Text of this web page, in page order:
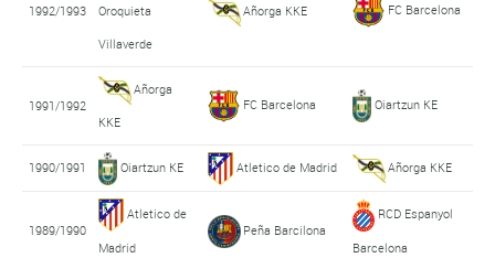
1992/1993
Oroquieta
Villaverde
Añorga KKE FC Barcelona
1991/1992
Añorga
KKE
FC Barcelona Oiartzun KE
1990/1991 Oiartzun KE Atletico de Madrid Añorga KKE
1989/1990
Atletico de
Madrid
Peña Barcilona
RCD Espanyol
Barcelona